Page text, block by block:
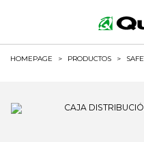
HOMEPAGE > PRODUCTOS >